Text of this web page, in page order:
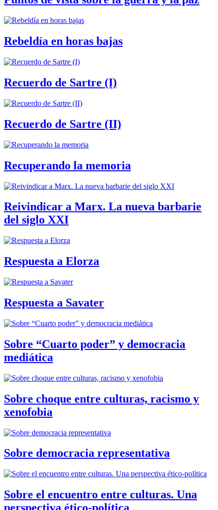
Rebeldía en horas bajas
Recuerdo de Sartre (I)
Recuerdo de Sartre (II)
Recuperando la memoria
Reivindicar a Marx. La nueva barbarie
del siglo XXI
Respuesta a Elorza
Respuesta a Savater
Sobre “Cuarto poder” y democracia
mediática
Sobre choque entre culturas, racismo y
xenofobia
Sobre democracia representativa
Sobre el encuentro entre culturas. Una